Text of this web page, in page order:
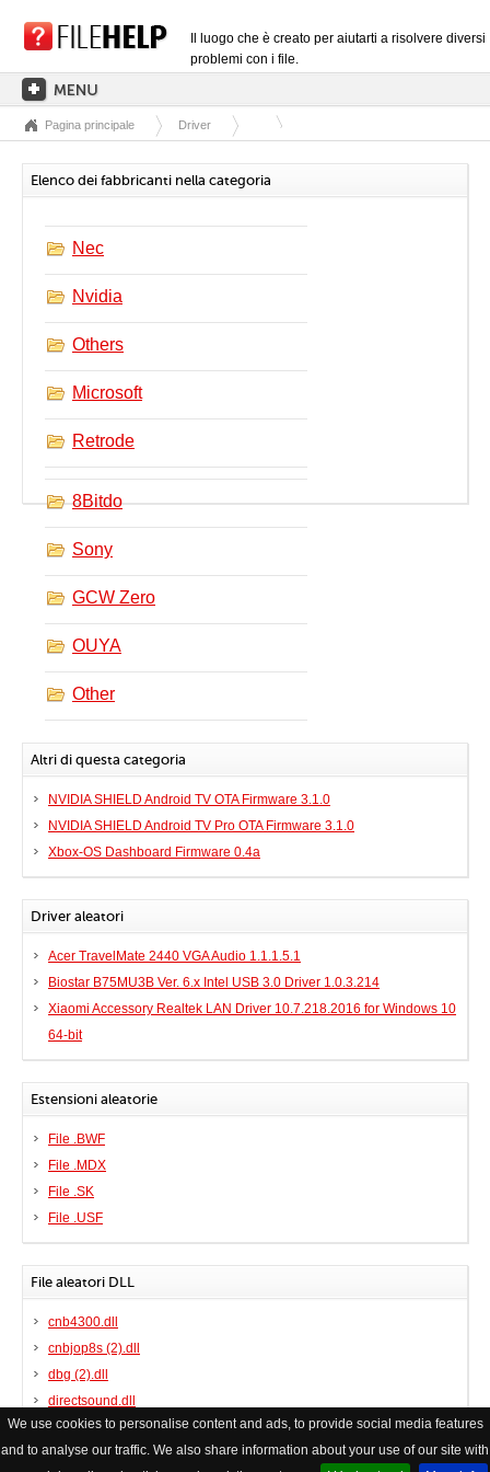
We use cookies to personalise content and ads, to provide social media features
and to analyse our traffic. We also share information about your use of our site with
Il luogo che è creato per aiutarti a risolvere diversi
problemi con i file.
PAGINA PRINCIPALE
CATEGORIE DELLE ESTENSIONI
FILE DLL
CONVERSIONI DI FILE
SOFTWARE
Pagina principale Driver
Elenco dei fabbricanti nella categoria
Nec
Nvidia
Others
Microsoft
Retrode
8Bitdo
Sony
GCW Zero
OUYA
Other
Altri di questa categoria
NVIDIA SHIELD Android TV OTA Firmware 3.1.0
NVIDIA SHIELD Android TV Pro OTA Firmware 3.1.0
Xbox-OS Dashboard Firmware 0.4a
Driver aleatori
Acer TravelMate 2440 VGA Audio 1.1.1.5.1
Biostar B75MU3B Ver. 6.x Intel USB 3.0 Driver 1.0.3.214
Xiaomi Accessory Realtek LAN Driver 10.7.218.2016 for Windows 10
64-bit
Estensioni aleatorie
File .BWF
File .MDX
File .SK
File .USF
File aleatori DLL
cnb4300.dll
cnbjop8s (2).dll
dbg (2).dll
directsound.dll
Contatto|XHTML Valid Website